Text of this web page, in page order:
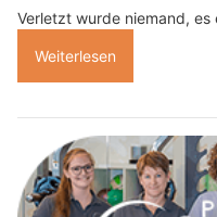
Verletzt wurde niemand,
Weiterlesen